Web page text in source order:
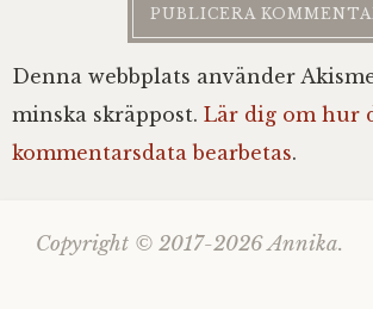
Denna webbplats använder
minska skräppost. Lär dig om hur
kommentarsdata bearbetas.
Copyright © 2017-2026 Annika.